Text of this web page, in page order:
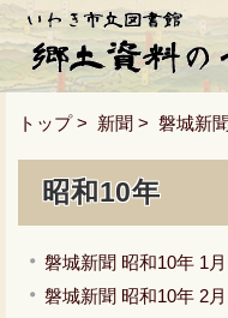
トップ> 新聞 > 磐城新
昭和10年
磐城新聞 昭和10年 1月
磐城新聞 昭和10年 2月